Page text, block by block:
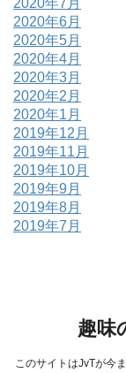
2020年6月
2020年5月
2020年4月
2020年3月
2020年2月
2020年1月
2019年12月
2019年11月
2019年10月
2019年9月
2019年8月
2019年7月
趣味
このサイトはJvTが今